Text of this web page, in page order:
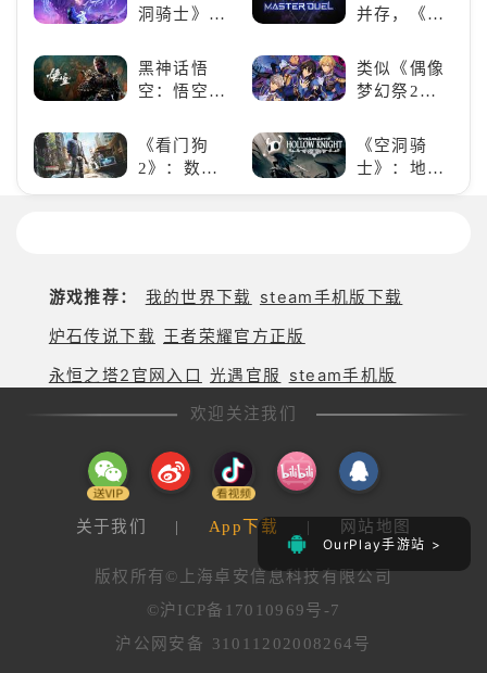
OurPlay手游站 >
队》类似游
瑕疵
洞骑士》
胞》横向对
比，不知道
并存，《游
决斗》，牌
佬都爱玩的
黑神话悟
空：悟空携
来，游戏界
的东方巨
类似《偶像
梦幻祭2》
游推荐：完
美还原偶像
《看门狗
2》：数字
世界的精彩
《空洞骑
士》：地下
世界的深度
游戏推荐： 我的世界下载 steam手机版下载
炉石传说下载 王者荣耀官方正版
永恒之塔2官网入口 光遇官服
steam手机版
欢迎关注我们
关于我们 | App下载 | 网站地图
版权所有©上海卓安信息科技有限公司
©沪ICP备17010969号-7
沪公网安备 31011202008264号